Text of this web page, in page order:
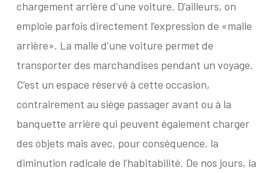
chargement arrière d’une voiture. D’ailleurs, on
emploie parfois directement l’expression de «malle
arrière». La malle d’une voiture permet de
transporter des marchandises pendant un voyage.
C’est un espace réservé à cette occasion,
contrairement au siège passager avant ou à la
banquette arrière qui peuvent également charger
des objets mais avec, pour conséquence, la
diminution radicale de l’habitabilité. De nos jours, la